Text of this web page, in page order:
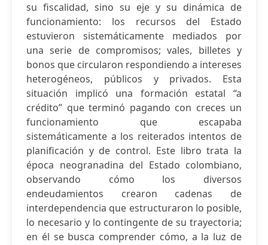
su fiscalidad, sino su eje y su dinámica de
funcionamiento: los recursos del Estado
estuvieron sistemáticamente mediados por
una serie de compromisos; vales, billetes y
bonos que circularon respondiendo a intereses
heterogéneos, públicos y privados. Esta
situación implicó una formación estatal “a
crédito” que terminó pagando con creces un
funcionamiento que escapaba
sistemáticamente a los reiterados intentos de
planificación y de control. Este libro trata la
época neogranadina del Estado colombiano,
observando cómo los diversos
endeudamientos crearon cadenas de
interdependencia que estructuraron lo posible,
lo necesario y lo contingente de su trayectoria;
en él se busca comprender cómo, a la luz de